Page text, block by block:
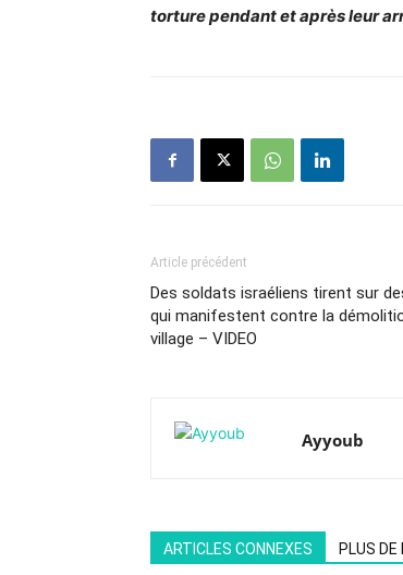
torture pendant et après leur
Article précédent
Des soldats israéliens tirent sur
qui manifestent contre la
village – VIDEO
Ayyoub
ARTICLES CONNEXES PLUS DE